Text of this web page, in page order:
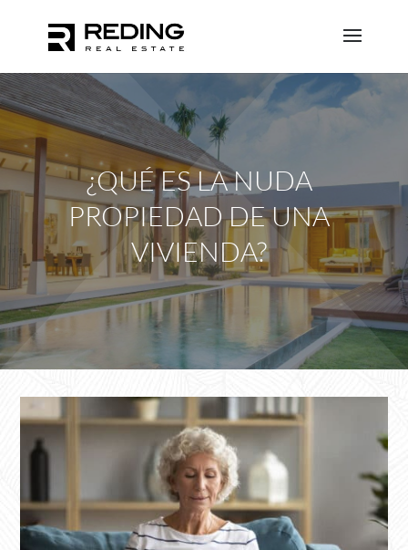
¿QUÉ ES LA NUDA
PROPIEDAD DE UNA
VIVIENDA?